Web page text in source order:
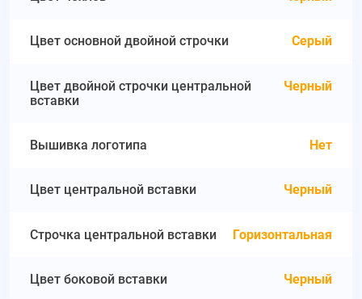
Цвет основной двойной строчки Серый
Цвет двойной строчки центральной
вставки
Черный
Вышивка логотипа Нет
Цвет центральной вставки Черный
Строчка центральной вставки Горизонтальная
Цвет боковой вставки Черный